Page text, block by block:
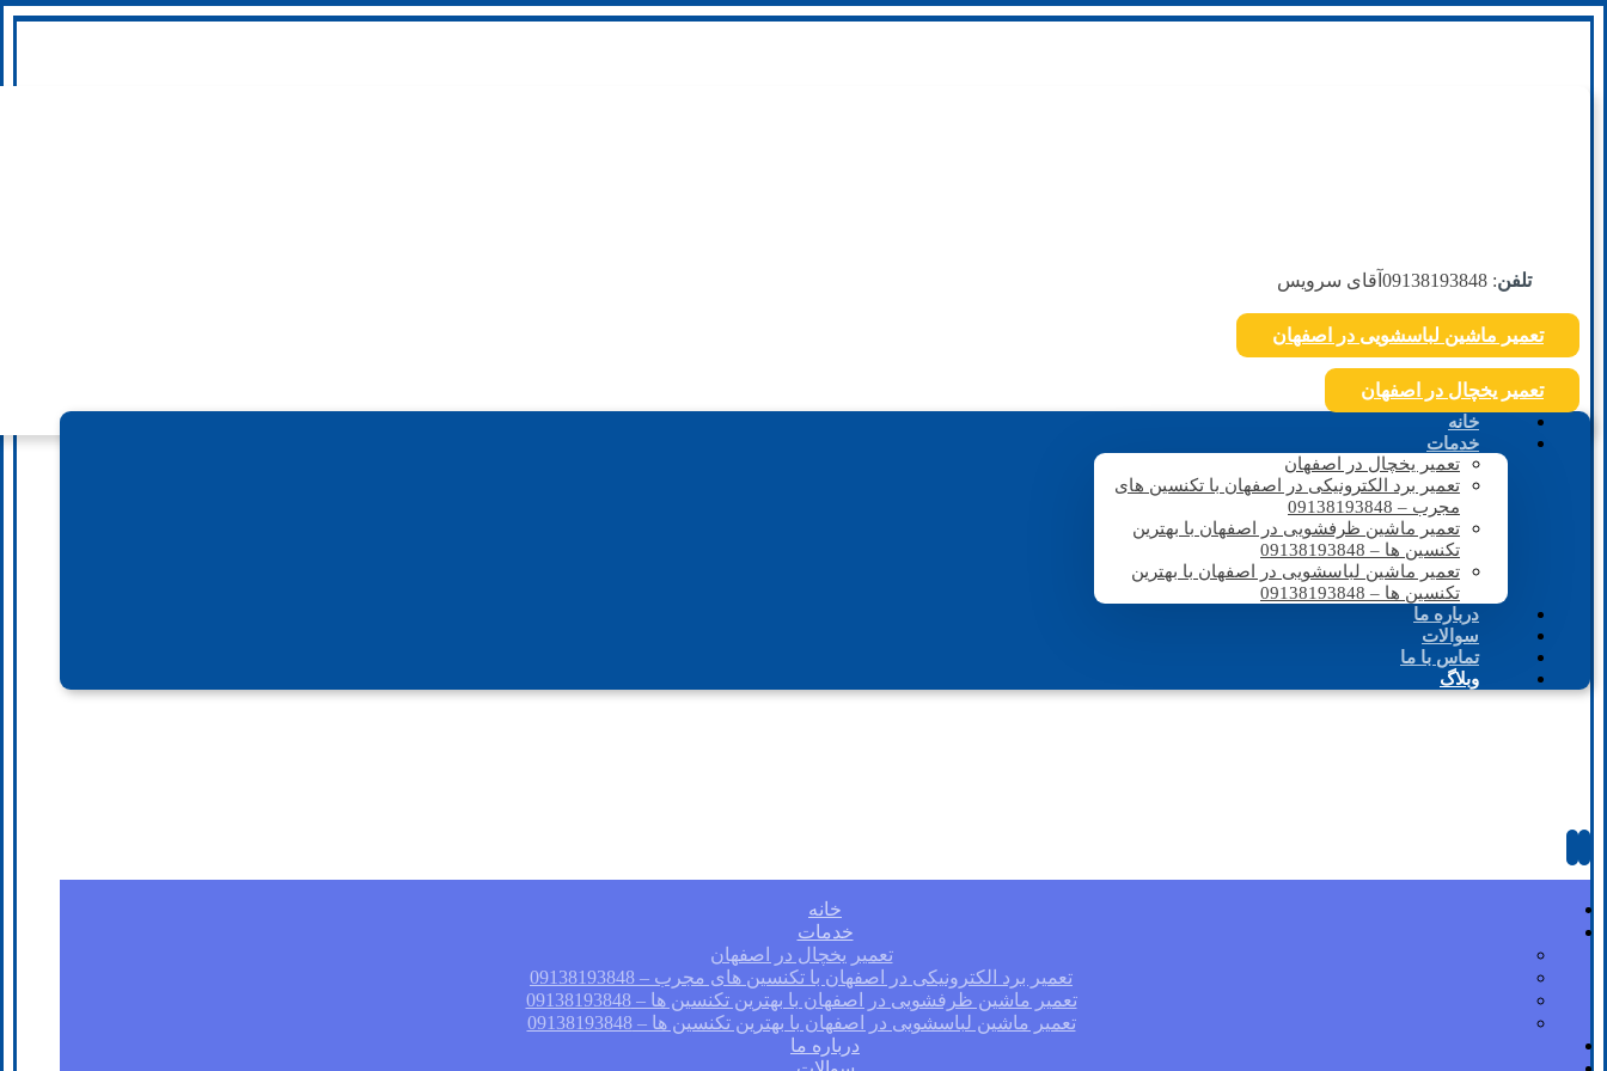
تلفن: 09138193848 آقای سرویس
تعمیر ماشین لباسشویی در اصفهان
تعمیر یخچال در اصفهان
خانه
خدمات
تعمیر یخچال در اصفهان
تعمیر برد الکترونیکی در اصفهان با تکنسین های
مجرب – 09138193848
تعمیر ماشین ظرفشویی در اصفهان با بهترین
تکنسین ها – 09138193848
تعمیر ماشین لباسشویی در اصفهان با بهترین
تکنسین ها – 09138193848
درباره ما
سوالات
تماس با ما
وبلاگ
خانه
خدمات
تعمیر یخچال در اصفهان
تعمیر برد الکترونیکی در اصفهان با تکنسین های مجرب – 09138193848
تعمیر ماشین ظرفشویی در اصفهان با بهترین تکنسین ها – 09138193848
تعمیر ماشین لباسشویی در اصفهان با بهترین تکنسین ها – 09138193848
درباره ما